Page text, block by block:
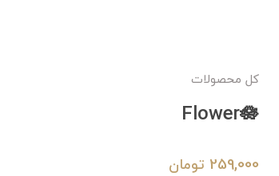
کل محصولات
Flower🪷
259,000 تومان